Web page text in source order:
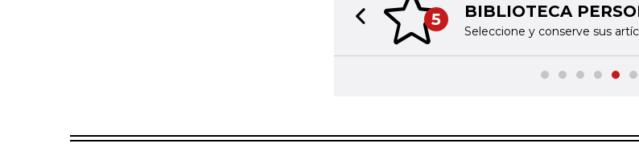
5 BIBLIOTECA
Seleccione y conserve sus
Previous slide